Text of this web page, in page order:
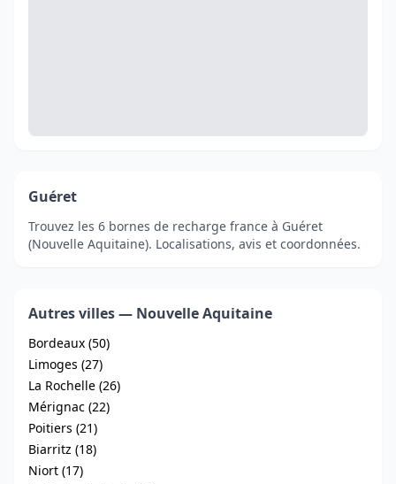
Guéret
Trouvez les 6 bornes de recharge france à Guéret
(Nouvelle Aquitaine). Localisations, avis et coordonnées.
Autres villes — Nouvelle Aquitaine
Bordeaux (50)
Limoges (27)
La Rochelle (26)
Mérignac (22)
Poitiers (21)
Biarritz (18)
Niort (17)